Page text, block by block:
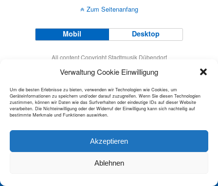
Verwaltung Cookie Einwilligung
Um die besten Erlebnisse zu bieten, verwenden wir Technologien wie Cookies, um
Geräteinformationen zu speichern und/oder darauf zuzugreifen. Wenn Sie diesen Technologien
zustimmen, können wir Daten wie das Surfverhalten oder eindeutige IDs auf dieser Website
verarbeiten. Die Nichteinwilligung oder der Widerruf der Einwilligung kann sich nachteilig auf
bestimmte Merkmale und Funktionen auswirken.
Akzeptieren
Ablehnen
Zum Seitenanfang
Mobil Desktop
All content Copyright Stadtmusik Dübendorf